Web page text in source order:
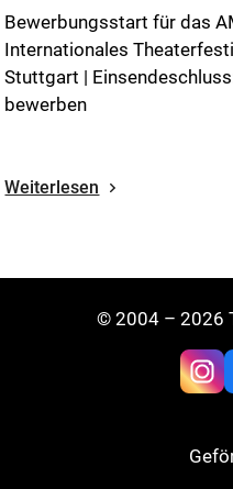
Bewerbungsstart für das
Internationales
Stuttgart |
bewerben
Weiterlesen
© 2004 – 2026